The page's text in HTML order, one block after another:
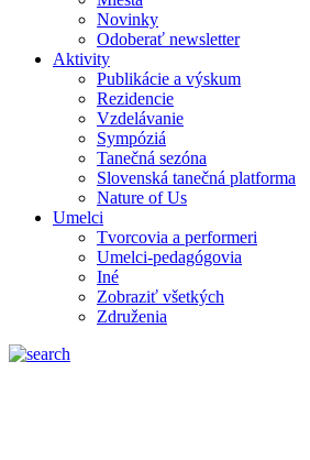
Novinky
Odoberať newsletter
Aktivity
Publikácie a výskum
Rezidencie
Vzdelávanie
Sympóziá
Tanečná sezóna
Slovenská tanečná platforma
Nature of Us
Umelci
Tvorcovia a performeri
Umelci-pedagógovia
Iné
Zobraziť všetkých
Združenia